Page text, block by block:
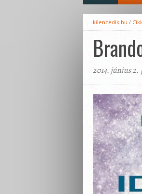
kilencedik.hu /
2014. június 2.